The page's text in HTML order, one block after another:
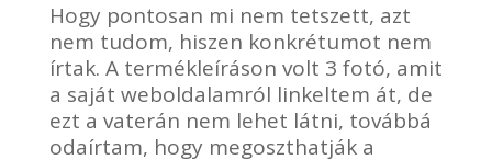
Hogy pontosan mi nem tetszett, azt
nem tudom, hiszen konkrétumot nem
írtak. A termékleíráson volt 3 fotó, amit
a saját weboldalamról linkeltem át, de
ezt a vaterán nem lehet látni, továbbá
odaírtam, hogy megoszthatják a